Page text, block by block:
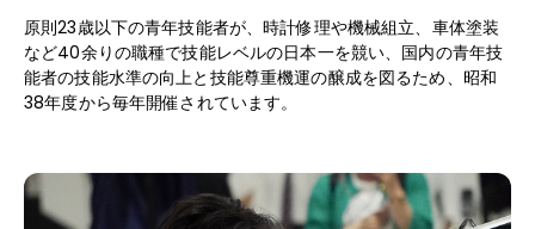
原則23歳以下の青年技能者が、時計修理や機械組立、車体塗装
など40余りの職種で技能レベルの日本一を競い、国内の青年技
能者の技能水準の向上と技能尊重機運の醸成を図るため、昭和
38年度から毎年開催されています。